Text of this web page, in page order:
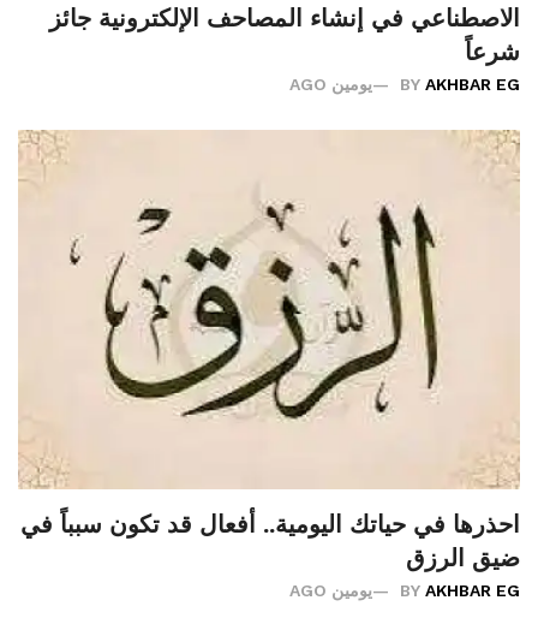
الاصطناعي في إنشاء المصاحف الإلكترونية جائز
شرعاً
BY AKHBAR EG يومين AGO
احذرها في حياتك اليومية.. أفعال قد تكون سبباً في
ضيق الرزق
BY AKHBAR EG يومين AGO